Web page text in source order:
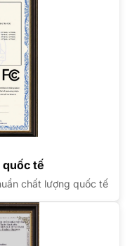
quốc tế
chất lượng quốc tế